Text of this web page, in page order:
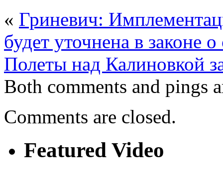
« Гриневич:
будет уточнена в законе
Полеты над Калиновкой
Both comments and pings
Comments are closed.
Featured Video